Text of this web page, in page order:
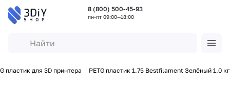
8 (800) 500-45-93
пн-пт 09:00—18:00
пластик для 3D принтера PETG пластик 1.75 Bestfilament Зелёный 1.0 кг